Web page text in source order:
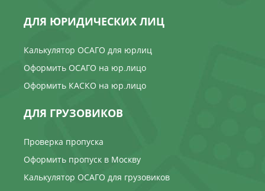
ДЛЯ ЮРИДИЧЕСКИХ ЛИЦ
Калькулятор ОСАГО для юрлиц
Оформить ОСАГО на юр.лицо
Оформить КАСКО на юр.лицо
ДЛЯ ГРУЗОВИКОВ
Проверка пропуска
Оформить пропуск в Москву
Калькулятор ОСАГО для грузовиков